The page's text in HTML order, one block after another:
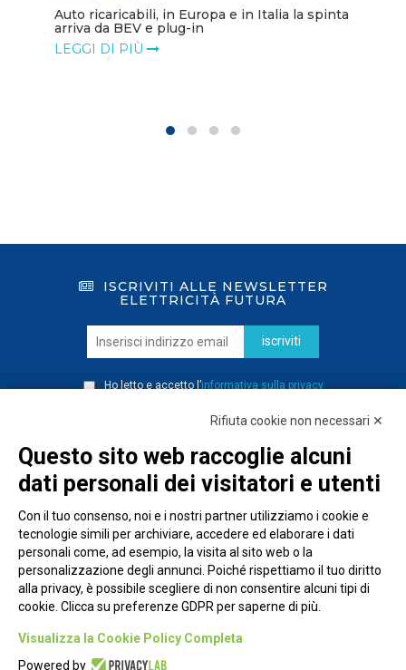
Auto ricaricabili, in Europa e in Italia la spinta
arriva da BEV e plug-in
LEGGI DI PIÙ
ISCRIVITI ALLE NEWSLETTER
ELETTRICITÀ FUTURA
iscriviti
Ho letto e accetto l’informativa sulla privacy
Piazza Alessandria, 24 - 00198 Roma
Privacy Policy
Rifiuta cookie non necessari ✕
Questo sito web raccoglie alcuni
dati personali dei visitatori e utenti
Con il tuo consenso, noi e i nostri partner utilizziamo i cookie e
tecnologie simili per archiviare, accedere ed elaborare i dati
personali come, ad esempio, la visita al sito web o la
personalizzazione degli annunci. Poiché rispettiamo il tuo diritto
alla privacy, è possibile scegliere di non consentire alcuni tipi di
cookie. Clicca su preferenze GDPR per saperne di più.
Visualizza la Cookie Policy Completa
Powered by